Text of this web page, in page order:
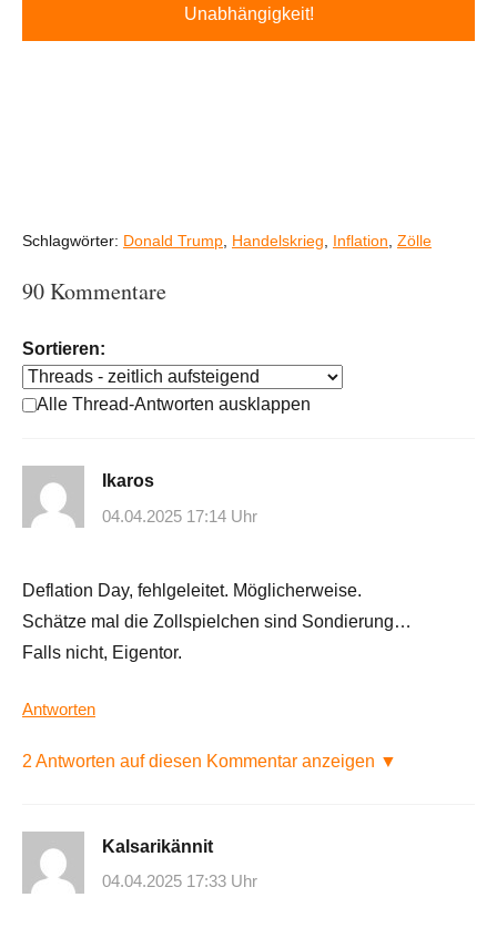
Unabhängigkeit!
Schlagwörter: Donald Trump, Handelskrieg, Inflation, Zölle
90 Kommentare
Sortieren:
Alle Thread-Antworten ausklappen
Ikaros
04.04.2025 17:14 Uhr
Deflation Day, fehlgeleitet. Möglicherweise.
Schätze mal die Zollspielchen sind Sondierung…
Falls nicht, Eigentor.
Antworten
2 Antworten auf diesen Kommentar anzeigen ▼
Kalsarikännit
04.04.2025 17:33 Uhr